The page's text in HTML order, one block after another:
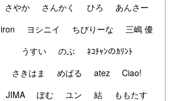
さやか
さんかく ひろ
あんさー
iron
ヨシニイ ちびりーな
三嶋 優
うすい
のぶ
ﾈｺﾁｬﾝのｶﾘﾝﾄ
さきはま
めばる atez
Ciao!
JIMA
ぽむ ユン 結
ももたす